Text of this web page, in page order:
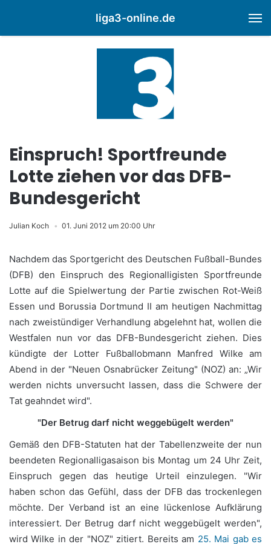
liga3-online.de
Einspruch! Sportfreunde
Lotte ziehen vor das DFB-
Bundesgericht
Julian Koch 01. Juni 2012 um 20:00 Uhr
Nachdem das Sportgericht des Deutschen Fußball-Bundes
(DFB) den Einspruch des Regionalligisten Sportfreunde
Lotte auf die Spielwertung der Partie zwischen Rot-Weiß
Essen und Borussia Dortmund II am heutigen Nachmittag
nach zweistündiger Verhandlung abgelehnt hat, wollen die
Westfalen nun vor das DFB-Bundesgericht ziehen. Dies
kündigte der Lotter Fußballobmann Manfred Wilke am
Abend in der "Neuen Osnabrücker Zeitung" (NOZ) an: „Wir
werden nichts unversucht lassen, dass die Schwere der
Tat geahndet wird".
"Der Betrug darf nicht weggebügelt werden"
Gemäß den DFB-Statuten hat der Tabellenzweite der nun
beendeten Regionalligasaison bis Montag um 24 Uhr Zeit,
Einspruch gegen das heutige Urteil einzulegen. "Wir
haben schon das Gefühl, dass der DFB das trockenlegen
möchte. Der Verband ist an eine lückenlose Aufklärung
interessiert. Der Betrug darf nicht weggebügelt werden",
wird Wilke in der "NOZ" zitiert. Bereits am 25. Mai gab es